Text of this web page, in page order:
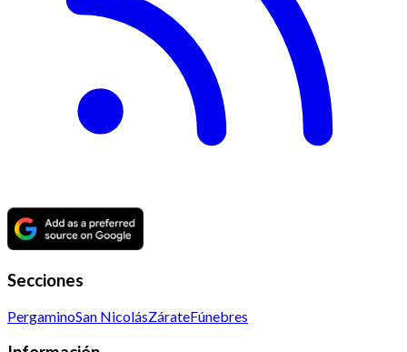
Secciones
PergaminoSan NicolásZárateFúnebres